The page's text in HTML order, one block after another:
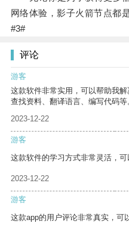
网络体验，影子火箭节点都
#3#
评论
游客
这款软件非常实用，可以帮助我
查找资料、翻译语言、编写代码等
2023-12-22
游客
这款软件的学习方式非常灵活，
2023-12-22
游客
这款app的用户评论非常真实，可